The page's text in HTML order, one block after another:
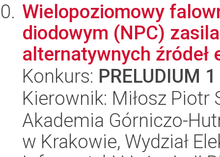
Wielopoziomowy
diodowym (NPC)
alternatywnych źródeł
Konkurs: PRELUDIUM 1
Kierownik: Miłosz Piotr
Akademia Górniczo-
w Krakowie, Wydział